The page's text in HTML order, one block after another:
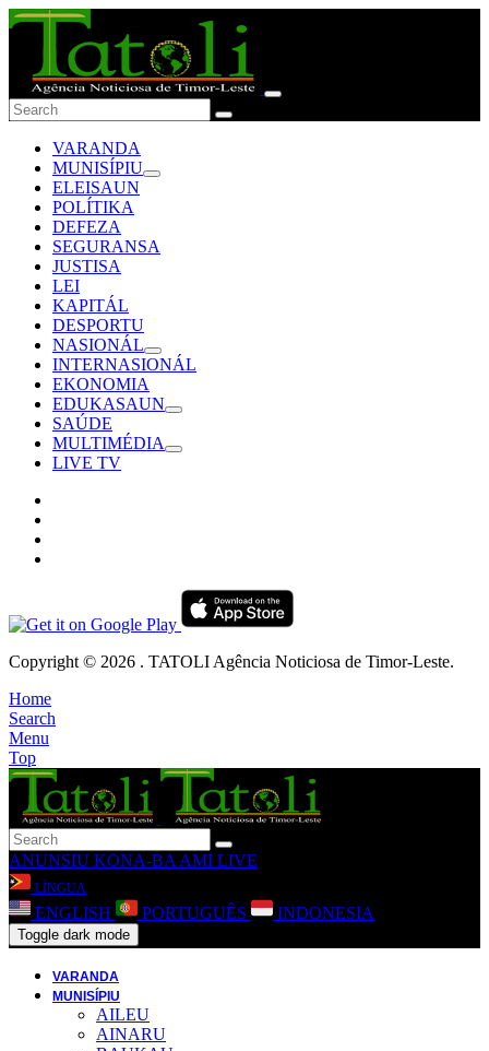
VARANDA
MUNISÍPIU
ELEISAUN
POLÍTIKA
DEFEZA
SEGURANSA
JUSTISA
LEI
KAPITÁL
DESPORTU
NASIONÁL
INTERNASIONÁL
EKONOMIA
EDUKASAUN
SAÚDE
MULTIMÉDIA
LIVE TV
Copyright © 2026 . TATOLI Agência Noticiosa de Timor-Leste.
Home
Search
Menu
Top
ANUNSIU KONA-BA AMI LIVE
LÍNGUA
ENGLISH PORTUGUÊS INDONESIA
Toggle dark mode
VARANDA
MUNISÍPIU
AILEU
AINARU